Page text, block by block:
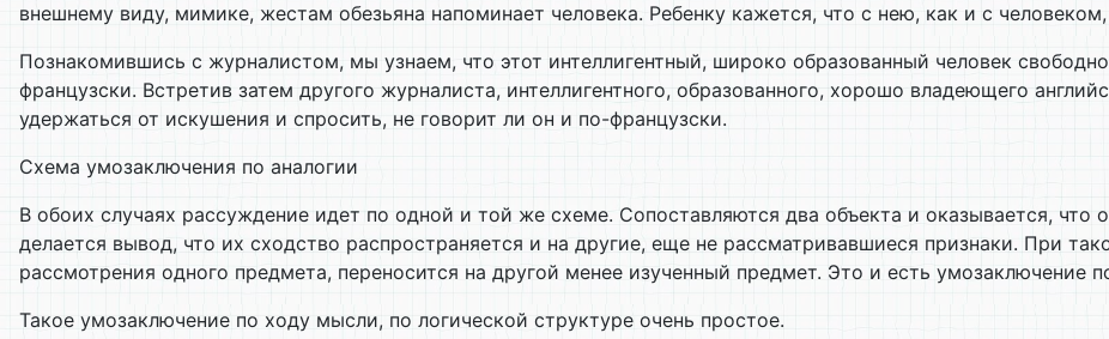
внешнему виду, мимике, жестам обезьяна напоминает человека. Ребенку кажется, что с нею, как и с
Познакомившись с журналистом, мы узнаем, что этот интеллигентный, широко образованный человек
французски. Встретив затем другого журналиста, интеллигентного, образованного, хорошо владеющего
удержаться от искушения и спросить, не говорит ли он и по-французски.
Схема умозаключения по аналогии
В обоих случаях рассуждение идет по одной и той же схеме. Сопоставляются два объекта и оказывается, что
делается вывод, что их сходство распространяется и на другие, еще не рассматривавшиеся признаки. При
рассмотрения одного предмета, переносится на другой менее изученный предмет. Это и есть умозаключение
Такое умозаключение по ходу мысли, по логической структуре очень простое.